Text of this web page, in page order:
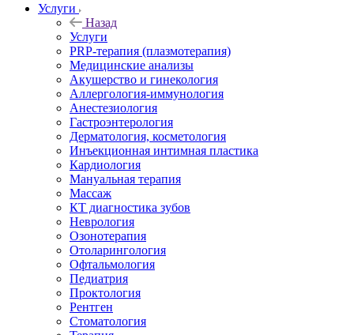
Услуги
Назад
Услуги
PRP-терапия (плазмотерапия)
Медицинские анализы
Акушерство и гинекология
Аллергология-иммунология
Анестезиология
Гастроэнтерология
Дерматология, косметология
Инъекционная интимная пластика
Кардиология
Мануальная терапия
Массаж
КТ диагностика зубов
Неврология
Озонотерапия
Отоларингология
Офтальмология
Педиатрия
Проктология
Рентген
Стоматология